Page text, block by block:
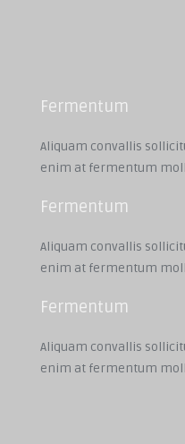
Fermentum
Aliquam convallis
enim at fermentum
Fermentum
Aliquam convallis
enim at fermentum
Fermentum
Aliquam convallis
enim at fermentum